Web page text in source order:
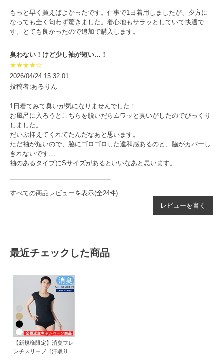
もっと早く買えばよかったです。仕事で1日着用しましたが、夕方に
なっても全く匂わず驚きました。着心地もサラッとしていて快適で
す。とても良かったので追加で購入します。
臭わない！けど少し袖が短い…！
★★★★☆
2026/04/24 15:32:01
投稿者:あるりん
1日着てみて臭いが気になりませんでした！
お風呂に入ろうとこちらを脱いだらムワッと臭いがしたのでびっくり
しました。
だいぶ抑えてくれてたんだなあと思います。
ただ袖が短いので、脇にゴロゴロした違和感あるのと、脇がカバーし
きれないです…
袖のあるタイプにSサイズがあるといいなあと思います。
すべての商品レビューを表示(全24件)
レビューを書く
最近チェックした商品
【新規様限定】消臭フレ
ンチスリーブ［汗取りパ